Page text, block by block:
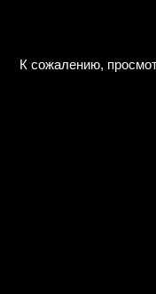
К сожалению,